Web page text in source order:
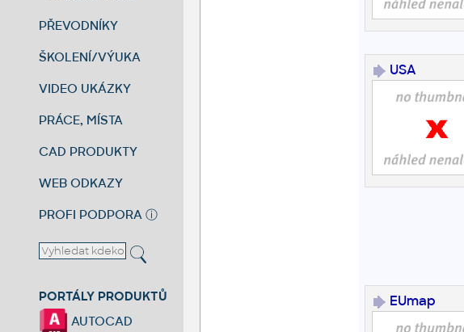
PŘEVODNÍKY
ŠKOLENÍ/VÝUKA
VIDEO UKÁZKY
PRÁCE, MÍSTA
CAD PRODUKTY
WEB ODKAZY
PROFI PODPORA ⓘ
PORTÁLY PRODUKTŮ
AUTOCAD
USA
EUmap